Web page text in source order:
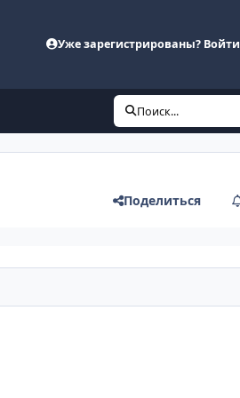
Уже зарегистрированы? Войти
Поиск...
Поделиться